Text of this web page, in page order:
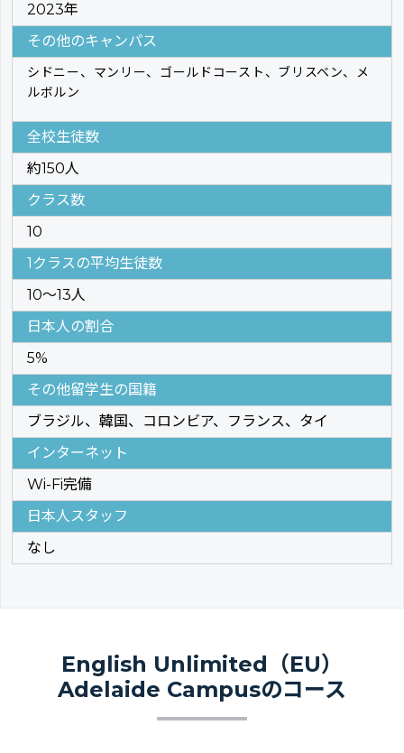
2023年
その他のキャンパス
シドニー、マンリー、ゴールドコースト、ブリスベン、メ
ルボルン
全校生徒数
約150人
クラス数
10
1クラスの平均生徒数
10～13人
日本人の割合
5%
その他留学生の国籍
ブラジル、韓国、コロンビア、フランス、タイ
インターネット
Wi-Fi完備
日本人スタッフ
なし
English Unlimited（EU）
Adelaide Campusのコース